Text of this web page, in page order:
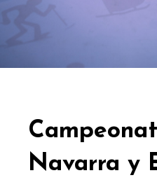
Navarra y